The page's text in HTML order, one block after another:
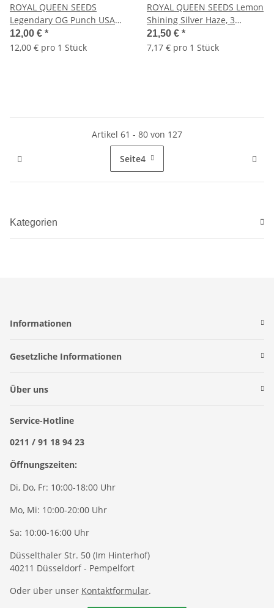
ROYAL QUEEN SEEDS
Legendary OG Punch USA
Premium, 1 Samen
feminisiert
12,00 € *
12,00 € pro 1 Stück
ROYAL QUEEN SEEDS Lemon
Shining Silver Haze, 3
Samen feminisiert
21,50 € *
7,17 € pro 1 Stück
Artikel 61 - 80 von 127
Seite4
Kategorien
Informationen
Gesetzliche Informationen
Über uns
Service-Hotline
0211 / 91 18 94 23
Öffnungszeiten:
Di, Do, Fr: 10:00-18:00 Uhr
Mo, Mi: 10:00-20:00 Uhr
Sa: 10:00-16:00 Uhr
Düsselthaler Str. 50 (Im Hinterhof)
40211 Düsseldorf - Pempelfort
Oder über unser Kontaktformular.